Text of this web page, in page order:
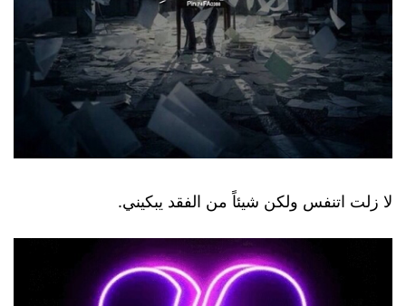
لا زلت اتنفس ولكن شيئاً من الفقد يبكيني.